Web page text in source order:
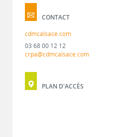
CONTACT
cdmcalsace.com
03 68 00 12 12
crpa@cdmcalsace.com
PLAN D'ACCÈS